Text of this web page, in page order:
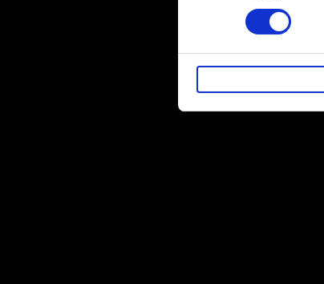
Find out more about
暢。像是透過社群網